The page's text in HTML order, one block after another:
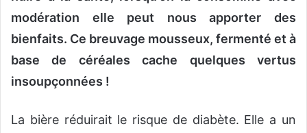
modération elle peut nous apporter des
bienfaits. Ce breuvage mousseux, fermenté et à
base de céréales cache quelques vertus
insoupçonnées !
La bière réduirait le risque de diabète. Elle a un